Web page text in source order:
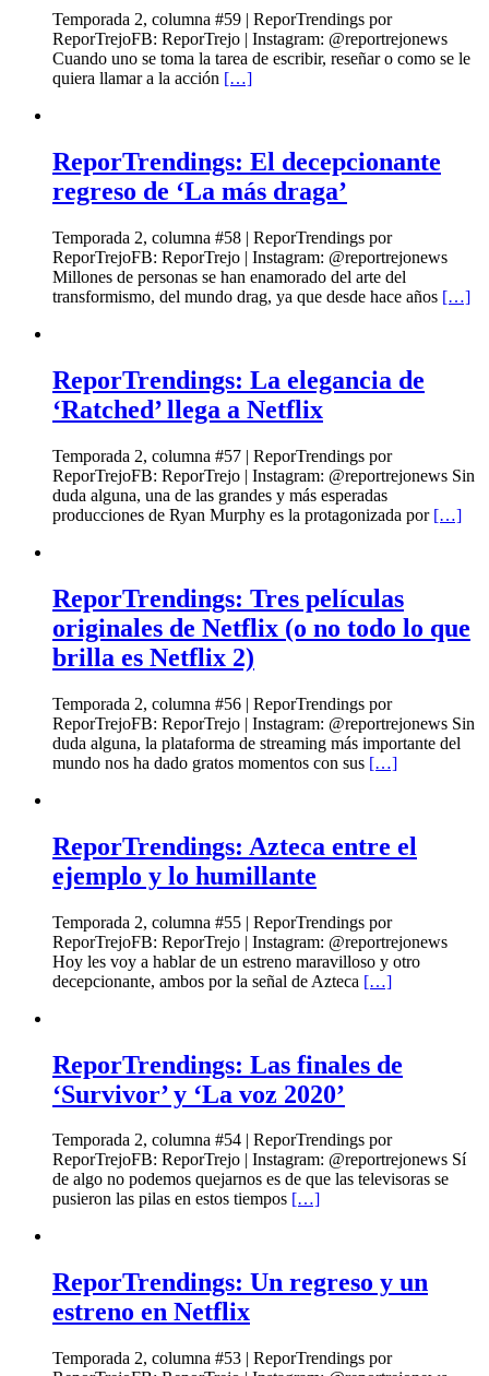
Temporada 2, columna #59 | ReporTrendings por
ReporTrejoFB: ReporTrejo | Instagram: @reportrejonews
Cuando uno se toma la tarea de escribir, reseñar o como se le
quiera llamar a la acción […]
ReporTrendings: El decepcionante
regreso de ‘La más draga’
Temporada 2, columna #58 | ReporTrendings por
ReporTrejoFB: ReporTrejo | Instagram: @reportrejonews
Millones de personas se han enamorado del arte del
transformismo, del mundo drag, ya que desde hace años […]
ReporTrendings: La elegancia de
‘Ratched’ llega a Netflix
Temporada 2, columna #57 | ReporTrendings por
ReporTrejoFB: ReporTrejo | Instagram: @reportrejonews Sin
duda alguna, una de las grandes y más esperadas
producciones de Ryan Murphy es la protagonizada por […]
ReporTrendings: Tres películas
originales de Netflix (o no todo lo que
brilla es Netflix 2)
Temporada 2, columna #56 | ReporTrendings por
ReporTrejoFB: ReporTrejo | Instagram: @reportrejonews Sin
duda alguna, la plataforma de streaming más importante del
mundo nos ha dado gratos momentos con sus […]
ReporTrendings: Azteca entre el
ejemplo y lo humillante
Temporada 2, columna #55 | ReporTrendings por
ReporTrejoFB: ReporTrejo | Instagram: @reportrejonews
Hoy les voy a hablar de un estreno maravilloso y otro
decepcionante, ambos por la señal de Azteca […]
ReporTrendings: Las finales de
‘Survivor’ y ‘La voz 2020’
Temporada 2, columna #54 | ReporTrendings por
ReporTrejoFB: ReporTrejo | Instagram: @reportrejonews Sí
de algo no podemos quejarnos es de que las televisoras se
pusieron las pilas en estos tiempos […]
ReporTrendings: Un regreso y un
estreno en Netflix
Temporada 2, columna #53 | ReporTrendings por